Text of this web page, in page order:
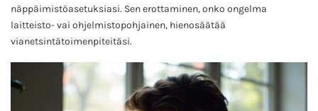
näppäimistöasetuksiasi. Sen erottaminen, onko ongelma
laitteisto- vai ohjelmistopohjainen, hienosäätää
vianetsintätoimenpiteitäsi.